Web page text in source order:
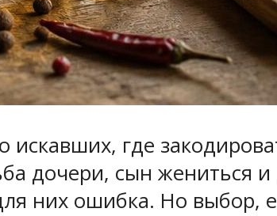
где
дочери, сын жениться
них ошибка. Но выбор,